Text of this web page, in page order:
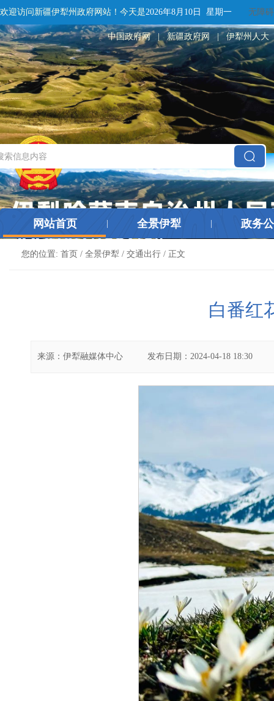
欢迎访问新疆伊犁州政府网站！ 今天是2026年8月10日 星期一 无障碍
中国政府网 | 新疆政府网 | 伊犁州人大
网站首页 全景伊犁 政务
您的位置: 首页 / 全景伊犁 / 交通出行 / 正文
白番红
来源： 伊犁融媒体中心 发布日期： 2024-04-18 18:30